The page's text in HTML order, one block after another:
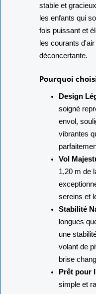
stable et
les enfants qui
fois puissant et
les courants
déconcertante.
Pourquoi
Design
soigné
envol,
vibrantes
Vol
1,20 m de
sereins et
Stabilité
longues
une
volant de
brise
Prêt pour
simple et